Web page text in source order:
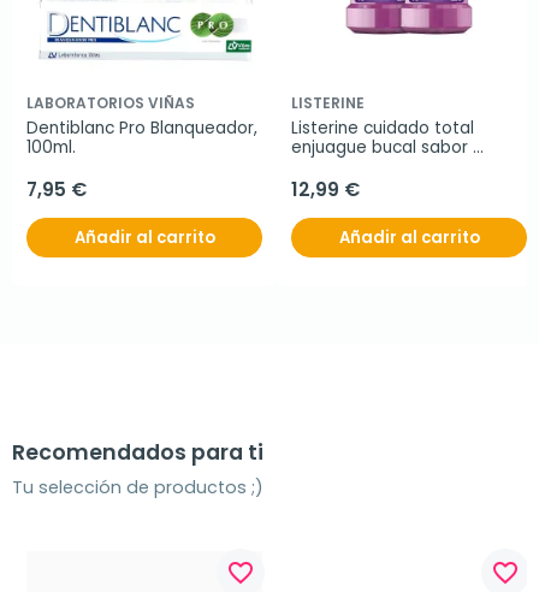
LABORATORIOS VIÑAS
Dentiblanc Pro Blanqueador,
100ml.
7,95 €
Añadir al carrito
LISTERINE
Listerine cuidado total
enjuague bucal sabor
12,99 €
Añadir al carrito
Recomendados para ti
Tu selección de productos ;)
favorite_border favorite_border